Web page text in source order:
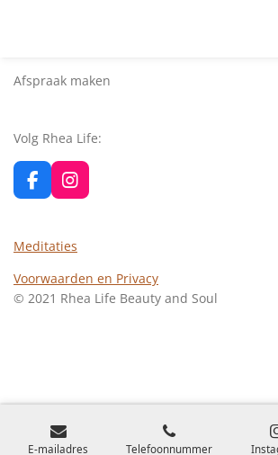
Afspraak maken
Volg Rhea Life:
F
a
e
b
o
o
k
I
n
a
g
r
a
Meditaties
Voorwaarden en Privacy
© 2021 Rhea Life
E-mailadres Telefoonnummer